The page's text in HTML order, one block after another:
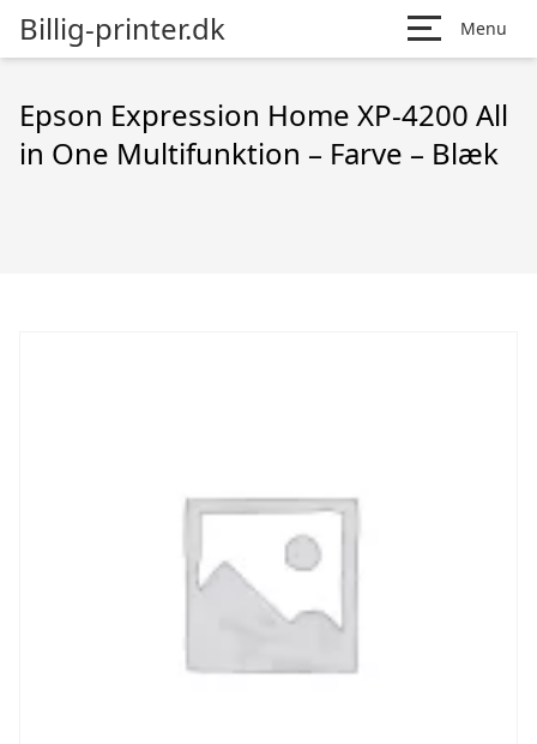
Billig-printer.dk Menu
Epson Expression Home XP-4200 All
in One Multifunktion – Farve – Blæk